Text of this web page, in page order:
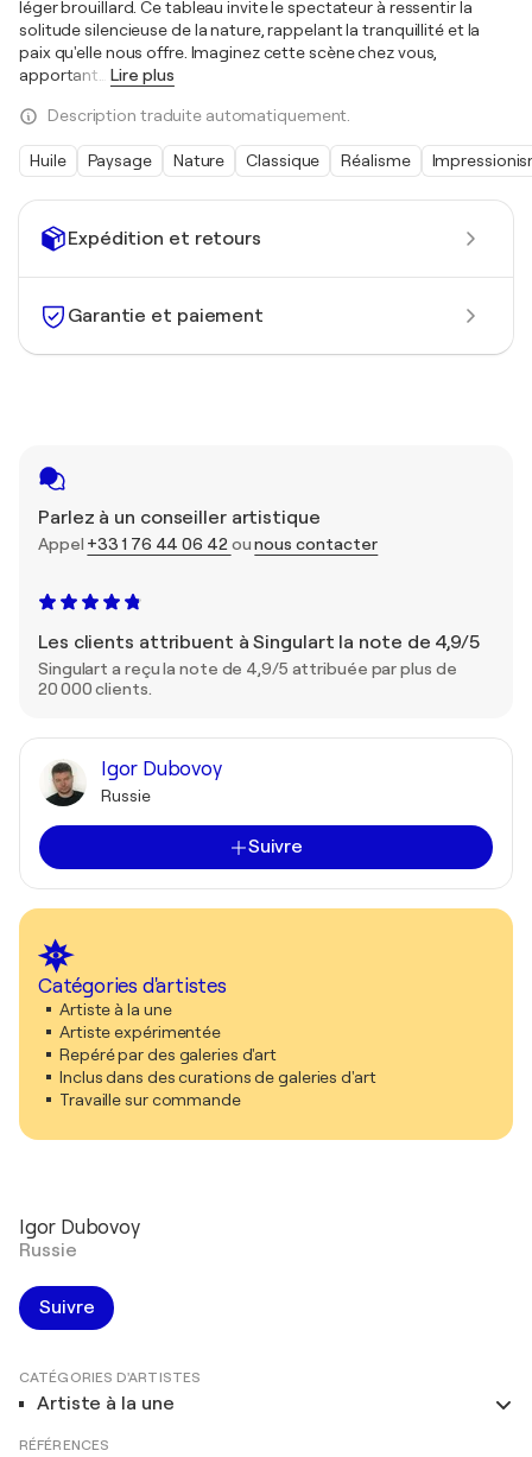
Expédition et retours
Garantie et paiement
Parlez à un conseiller artistique
Appel +33 1 76 44 06 42ounous contacter
Les clients attribuent à Singulart la note de 4,9/5
Singulart a reçu la note de 4,9/5 attribuée par plus de
20 000 clients.
Igor Dubovoy
Russie
Suivre
Catégories d'artistes
Artiste à la une
Artiste expérimentée
Repéré par des galeries d'art
Inclus dans des curations de galeries d'art
Travaille sur commande
léger brouillard. Ce tableau invite le spectateur à ressentir la
solitude silencieuse de la nature, rappelant la tranquillité et la
paix qu'elle nous offre. Imaginez cette scène chez vous,
apportant… Lire plus
Description traduite automatiquement.
Huile Paysage Nature Classique Réalisme
Igor Dubovoy
Russie
Suivre
CATÉGORIES D'ARTISTES
Artiste à la une
RÉFÉRENCES